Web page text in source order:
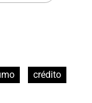
crédito